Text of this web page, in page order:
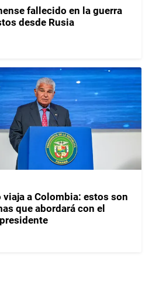
fallecido en la guerra
desde Rusia
a Colombia: estos son
que abordará con el